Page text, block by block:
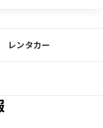
レンタカー